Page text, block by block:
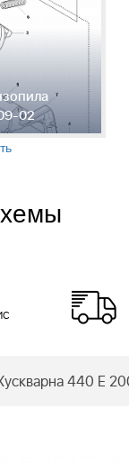
02
440 E